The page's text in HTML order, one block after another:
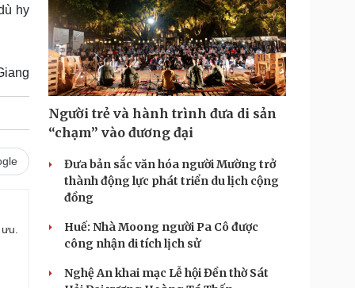
hy
Người trẻ và hành trình đưa di sản
“chạm” vào đương đại
Đưa bản sắc văn hóa người Mường trở
thành động lực phát triển du lịch cộng
đồng
Huế: Nhà Moong người Pa Cô được
công nhận di tích lịch sử
Nghệ An khai mạc Lễ hội Đền thờ Sát